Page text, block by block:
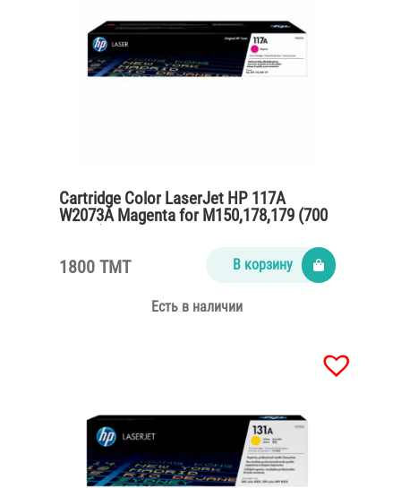
Cartridge Color LaserJet HP 117A
W2073A Magenta for M150,178,179 (700
1800 TMT В корзину
Есть в наличии